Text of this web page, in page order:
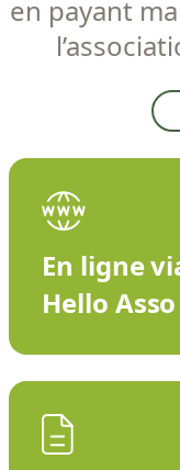
en payant
En ligne
Hello Asso